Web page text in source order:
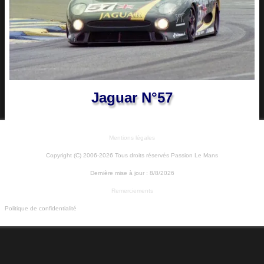
Jaguar N°57
Mentions légales
Copyright (C) 2006-2026 Tous droits réservés Passion Le Mans
Dernière mise à jour : 8/8/2026
Remerciements
Politique de confidentialité